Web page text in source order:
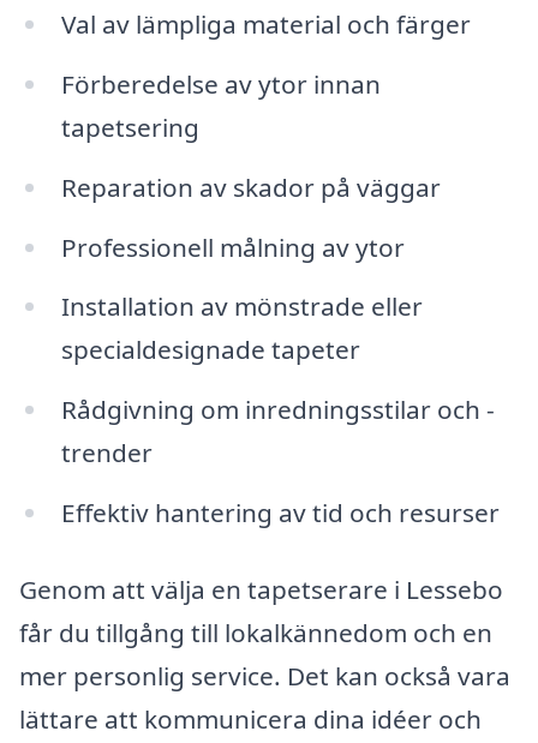
Val av lämpliga material och färger
Förberedelse av ytor innan
tapetsering
Reparation av skador på väggar
Professionell målning av ytor
Installation av mönstrade eller
specialdesignade tapeter
Rådgivning om inredningsstilar och -
trender
Effektiv hantering av tid och resurser
Genom att välja en tapetserare i Lessebo
får du tillgång till lokalkännedom och en
mer personlig service. Det kan också vara
lättare att kommunicera dina idéer och